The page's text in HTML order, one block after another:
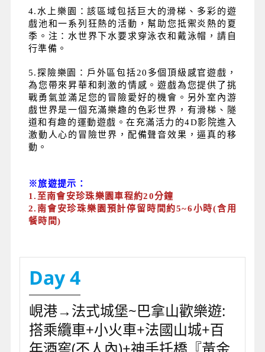
4.水上樂園：該區域包括巨大的滑梯、多彩的遊
戲池和一系列狂熱的活動，幫助您抵禦炎熱的夏
季。注：水世界下水要求穿泳衣和戴泳帽，請自
行準備。
5.探險樂園：戶外區包括20多個頂級感官遊戲，
為您帶來昇華和刺激的情感。遊戲為您提供了挑
戰勇氣並滿足您的冒險愛好的機會。另外室內游
戲世界是一個充滿樂趣的色彩世界，有滑梯、隧
道和有趣的運動遊戲。在充滿活力的4D影院進入
激動人心的冒險世界，配備聲音效果，逼真的移
動。
※旅遊提示：
1. 至南會安珍珠樂園車程約20分鐘
2.南會安珍珠樂園預計停留時間約5~6小時(含用
餐時間)
Day 4
峴港→法式城堡~巴拿山歡樂遊:
搭乘纜車+小火車+法國山城+百